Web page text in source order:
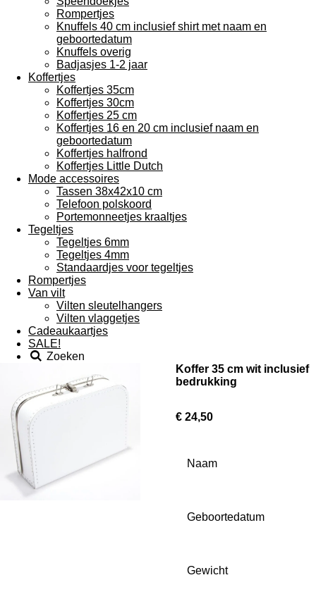
Rompertjes
Knuffels 40 cm inclusief shirt met naam en
geboortedatum
Knuffels overig
Badjasjes 1-2 jaar
Koffertjes
Koffertjes 35cm
Koffertjes 30cm
Koffertjes 25 cm
Koffertjes 16 en 20 cm inclusief naam en
geboortedatum
Koffertjes halfrond
Koffertjes Little Dutch
Mode accessoires
Tassen 38x42x10 cm
Telefoon polskoord
Portemonneetjes kraaltjes
Tegeltjes
Tegeltjes 6mm
Tegeltjes 4mm
Standaardjes voor tegeltjes
Rompertjes
Van vilt
Vilten sleutelhangers
Vilten vlaggetjes
Cadeaukaartjes
SALE!
Zoeken
Koffer 35 cm wit inclusief
bedrukking
€ 24,50
Naam
Geboortedatum
Gewicht